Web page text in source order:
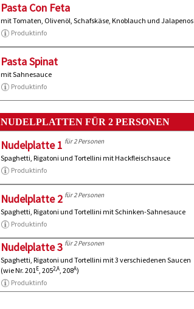
Pasta Con Feta
mit Tomaten, Olivenöl, Schafskäse, Knoblauch und Jalapenos
Produktinfo
Pasta Spinat
mit Sahnesauce
Produktinfo
NUDELPLATTEN FÜR 2 PERSONEN
Nudelplatte 1 für 2 Personen
Spaghetti, Rigatoni und Tortellini mit Hackfleischsauce
Produktinfo
Nudelplatte 2 für 2 Personen
Spaghetti, Rigatoni und Tortellini mit Schinken-Sahnesauce
Produktinfo
Nudelplatte 3 für 2 Personen
Spaghetti, Rigatoni und Tortellini mit 3 verschiedenen Saucen
(wie Nr. 201E, 2052,A, 208A)
Produktinfo